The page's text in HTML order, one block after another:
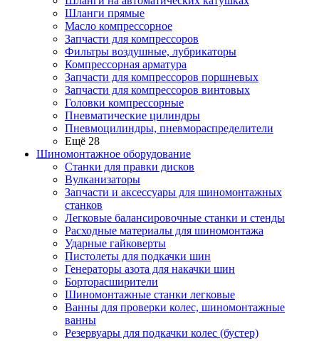
Шланги прямые
Масло компрессорное
Запчасти для компрессоров
Фильтры воздушные, лубрикаторы
Компрессорная арматура
Запчасти для компрессоров поршневых
Запчасти для компрессоров винтовых
Головки компрессорные
Пневматические цилиндры
Пневмоцилиндры, пневмораспределители
Ещё 28
Шиномонтажное оборудование
Станки для правки дисков
Вулканизаторы
Запчасти и аксессуары для шиномонтажных
станков
Легковые балансировочные станки и стенды
Расходные материалы для шиномонтажа
Ударные гайковерты
Пистолеты для подкачки шин
Генераторы азота для накачки шин
Борторасширители
Шиномонтажные станки легковые
Ванны для проверки колес, шиномонтажные
ванны
Резервуары для подкачки колес (бустер)